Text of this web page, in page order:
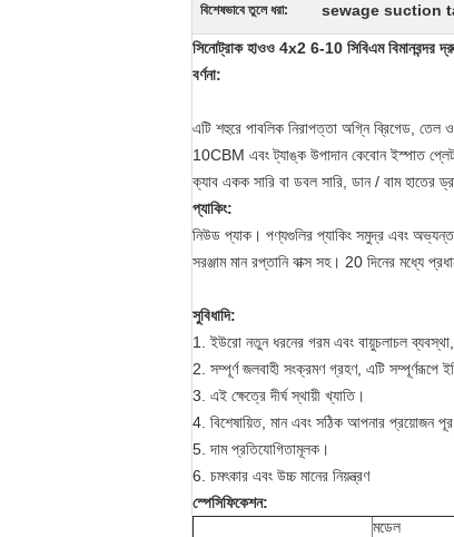
বিশেষভাবে তুলে ধরা: sewage suction
সিনোট্রাক হাওও 4x2 6-10 সিবিএম বিমানবন্দর
বর্ণনা:
এটি শহুরে পাবলিক নিরাপত্তা অগ্নি ব্রিগেড, তেল
10CBM এবং ট্যাঙ্ক উপাদান কেবোন ইস্পাত
ক্যাব একক সারি বা ডবল সারি, ডান / বাম হাতের
প্যাকিং:
নিউড প্যাক। পণ্যগুলির প্যাকিং সমুদ্র এবং
সরঞ্জাম মান রপ্তানি বাক্স সহ। 20 দিনের মধ্যে
সুবিধাদি:
1. ইউরো নতুন ধরনের গরম এবং বায়ুচলাচল ব্যবস্থা,
2. সম্পূর্ণ জলবাহী সংক্রমণ গ্রহণ, এটি সম্পূর্ণরূপে
3. এই ক্ষেত্রে দীর্ঘ স্থায়ী খ্যাতি।
4. বিশেষায়িত, মান এবং সঠিক আপনার প্রয়োজন
5. দাম প্রতিযোগিতামূলক।
6. চমৎকার এবং উচ্চ মানের নিয়ন্ত্রণ
স্পেসিফিকেশন:
মডেল